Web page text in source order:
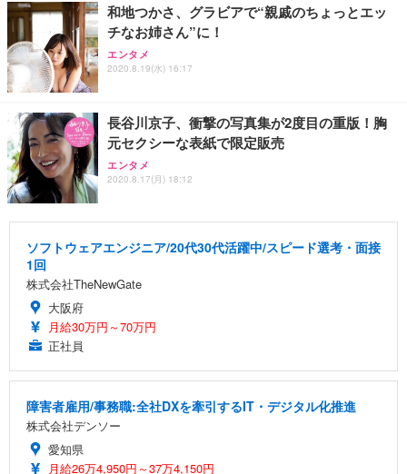
和地つかさ、グラビアで“親戚のちょっとエッ
チなお姉さん”に！
エンタメ
2020.8.19(水) 16:17
長谷川京子、衝撃の写真集が2度目の重版！胸
元セクシーな表紙で限定販売
エンタメ
2020.8.17(月) 18:12
ソフトウェアエンジニア/20代30代活躍中/スピード選考・面接
1回
株式会社TheNewGate
大阪府
月給30万円～70万円
正社員
障害者雇用/事務職:全社DXを牽引するIT・デジタル化推進
株式会社デンソー
愛知県
月給26万4,950円～37万4,150円